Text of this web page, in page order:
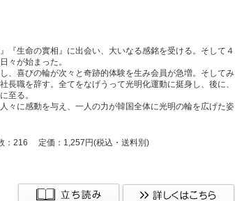
『生命の實相』に出会い、大いなる感銘を受ける。そして４
々が始まった。
、喜びの輪が次々と奇跡的体験を生み会員が急増。そしてみ
職を辞す。全てをなげうって光明化運動に挺身し、後に、
至る。
々に感動を与え、一人の力が韓国全体に光明の輪を広げた姿
：216 定価：1,257円(税込・送料別)